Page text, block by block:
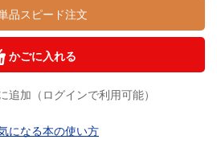
品スピード注文
かごに入れる
追加（ログインで利用可能）
になる本の使い方